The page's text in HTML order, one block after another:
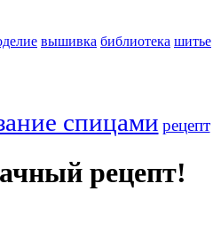
вышивка библиотека шитье
спицами рецепт
рецепт!